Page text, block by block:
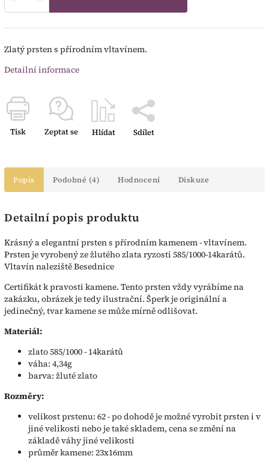
Zlatý prsten s přírodním vltavínem.
Detailní informace
Tisk Zeptat se Hlídat Sdílet
Popis Podobné (4) Hodnocení Diskuze
Detailní popis produktu
Krásný a elegantní prsten s přírodním kamenem - vltavínem.
Prsten je vyrobený ze žlutého zlata ryzosti 585/1000-14karátů.
Vltavín naleziště Besednice
Certifikát k pravosti kamene. Tento prsten vždy vyrábíme na
zakázku, obrázek je tedy ilustrační. Šperk je originální a
jedinečný, tvar kamene se může mírně odlišovat.
Materiál:
zlato 585/1000 - 14karátů
váha: 4,34g
barva: žluté zlato
Rozměry:
velikost prstenu: 62 - po dohodě je možné vyrobit prsten i v
jiné velikosti nebo je také skladem, cena se změní na
základě váhy jiné velikosti
průměr kamene: 23x16mm